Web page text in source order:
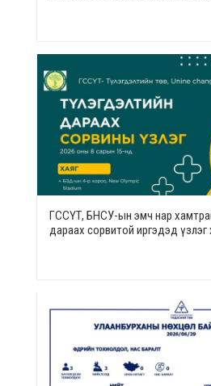
ГССҮТ, БНСУ-ын эмч нар
дараах сорвитой иргэдэд үзлэг